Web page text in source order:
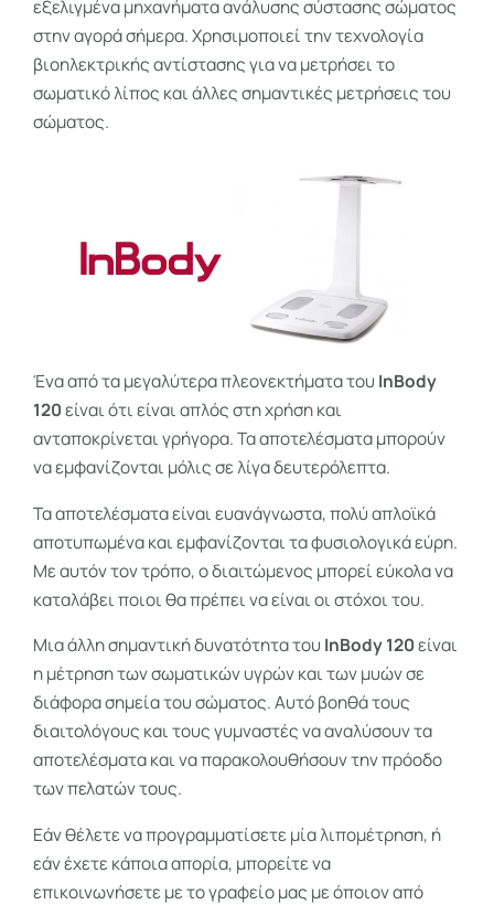
εξελιγμένα μηχανήματα ανάλυσης σύστασης σώματος
στην αγορά σήμερα. Χρησιμοποιεί την τεχνολογία
βιοηλεκτρικής αντίστασης για να μετρήσει το
σωματικό λίπος και άλλες σημαντικές μετρήσεις του
σώματος.
Ένα από τα μεγαλύτερα πλεονεκτήματα του InBody
120είναι ότι είναι απλός στη χρήση και
ανταποκρίνεται γρήγορα. Τα αποτελέσματα μπορούν
να εμφανίζονται μόλις σε λίγα δευτερόλεπτα.
Τα αποτελέσματα είναι ευανάγνωστα, πολύ απλοϊκά
αποτυπωμένα και εμφανίζονται τα φυσιολογικά εύρη.
Με αυτόν τον τρόπο, ο διαιτώμενος μπορεί εύκολα να
καταλάβει ποιοι θα πρέπει να είναι οι στόχοι του.
Μια άλλη σημαντική δυνατότητα του InBody 120είναι
η μέτρηση των σωματικών υγρών και των μυών σε
διάφορα σημεία του σώματος. Αυτό βοηθά τους
διαιτολόγους και τους γυμναστές να αναλύσουν τα
αποτελέσματα και να παρακολουθήσουν την πρόοδο
των πελατών τους.
Εάν θέλετε να προγραμματίσετε μία λιπομέτρηση, ή
εάν έχετε κάποια απορία, μπορείτε να
επικοινωνήσετε με το γραφείο μας με όποιον από